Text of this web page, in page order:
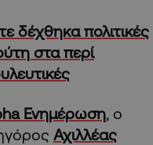
δέχθηκα πολιτικές
στα περί
Ενημέρωση, o
Αχιλλέας